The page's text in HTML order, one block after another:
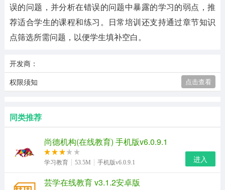
误的问题，并分析在错误的问题中暴露的学习的弱点，推
荐适合学生的课程和练习。日常培训还支持通过章节知识
点筛选所需问题，以便学生填补空白。
开发商：
权限须知
点击查看
同类推荐
尚德机构(在线教育) 手机版v6.0.9.1
学习教育 53.5M 手机版v6.0.9.1 进入
芸学在线教育 v3.1.2安卓版